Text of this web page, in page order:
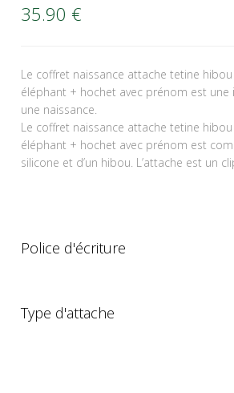
35.90 €
Le coffret naissance attache tetine
éléphant + hochet avec prénom est
une naissance.
Le coffret naissance attache tetine
éléphant + hochet avec prénom est
silicone et d’un hibou. L’attache est un
Police d'écriture
Type d'attache